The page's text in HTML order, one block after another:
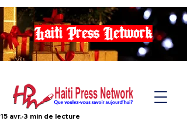
Haiti Press Network
15 avr. 3 min de lecture